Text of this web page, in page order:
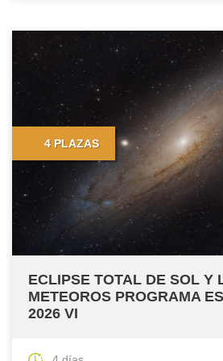
4 PLAZAS
ECLIPSE TOTAL DE SOL Y
METEOROS PROGRAMA
2026 VI